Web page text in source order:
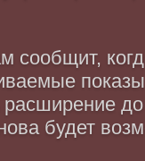
сообщит,
будет